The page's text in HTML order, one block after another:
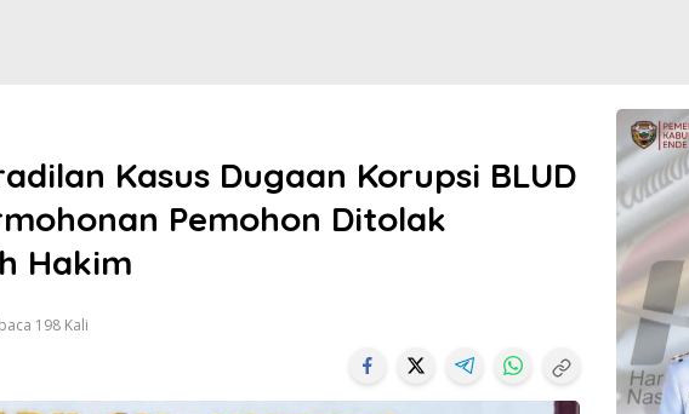
Kasus Dugaan Korupsi BLUD
Pemohon Ditolak
Hakim
198 Kali